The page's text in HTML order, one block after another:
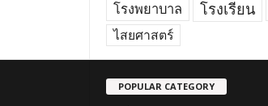
โรงพยาบาล โรงเรียน
ไสยศาสตร์
POPULAR CATEGORY